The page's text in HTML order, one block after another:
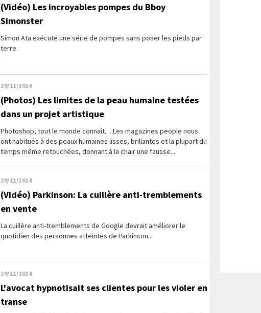
(Vidéo) Les incroyables pompes du Bboy
Simonster
Simon Ata exécute une série de pompes sans poser les pieds par
terre.
29/11/2014
(Photos) Les limites de la peau humaine testées
dans un projet artistique
Photoshop, tout le monde connaît… Les magazines people nous
ont habitués à des peaux humaines lisses, brillantes et la plupart du
temps même retouchées, donnant à la chair une fausse...
29/11/2014
(Vidéo) Parkinson: La cuillère anti-tremblements
en vente
La cuillère anti-tremblements de Google devrait améliorer le
quotidien des personnes atteintes de Parkinson...
29/11/2014
L'avocat hypnotisait ses clientes pour les violer en
transe